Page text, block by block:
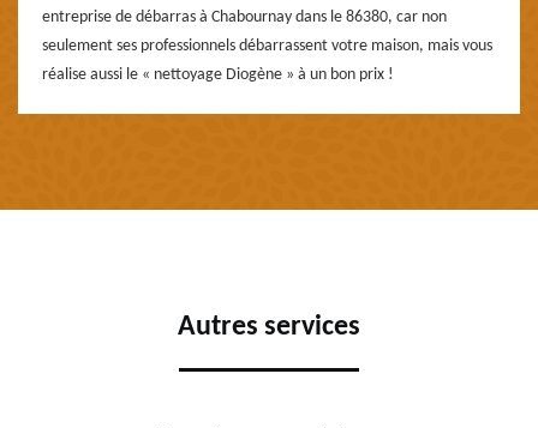
entreprise de débarras à Chabournay dans le 86380, car non
seulement ses professionnels débarrassent votre maison, mais vous
réalise aussi le « nettoyage Diogène » à un bon prix !
Autres services